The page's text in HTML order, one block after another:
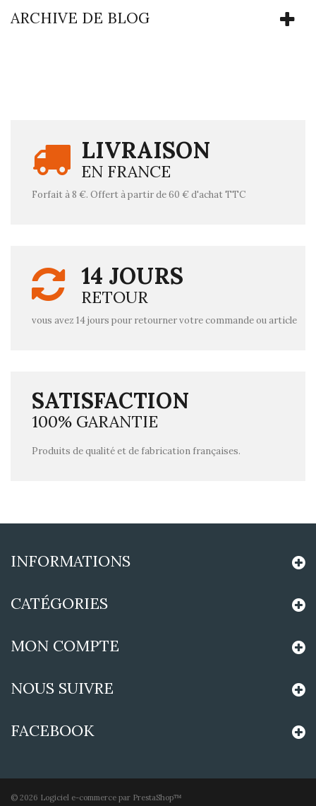
ARCHIVE DE BLOG
LIVRAISON
EN FRANCE
Forfait à 8 €. Offert à partir de 60 € d'achat TTC
14 JOURS
RETOUR
vous avez 14 jours pour retourner votre commande ou article
SATISFACTION
100% GARANTIE
Produits de qualité et de fabrication françaises.
INFORMATIONS
© 2026 Logiciel e-commerce par PrestaShop™
CATÉGORIES
MON COMPTE
NOUS SUIVRE
FACEBOOK